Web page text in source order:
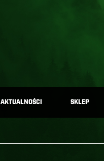
AKTUALNOŚCI SKLEP